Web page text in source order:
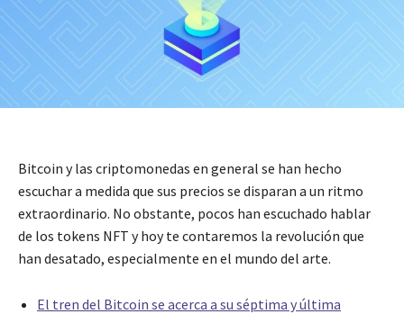
Bitcoin y las criptomonedas en general se han hecho
escuchar a medida que sus precios se disparan a un ritmo
extraordinario. No obstante, pocos han escuchado hablar
de los tokens NFT y hoy te contaremos la revolución que
han desatado, especialmente en el mundo del arte.
El tren del Bitcoin se acerca a su séptima y última